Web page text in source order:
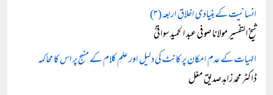
انسانیت کے بنیادی اخلاقِ اربعہ (۳)
شیخ التفسیر مولانا صوفی عبد الحمید سواتیؒ
الہٰیات کے عدمِ امکان پر کانٹ کی دلیل اور علمِ کلام کے منہج پر اس کا محاکمہ
ڈاکٹر محمد زاہد صدیق مغل